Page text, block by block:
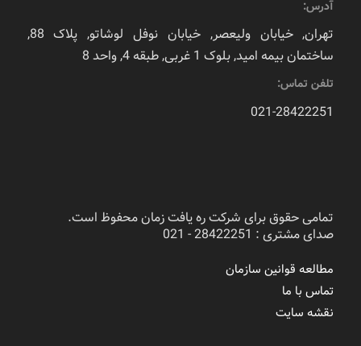
آدرس:
تهران, خیابان ولیعصر, خیابان نوفل لوشاتو, پلاک 88,
ساختمان بیمه امید, بلوک 1 غربی, طبقه 4, واحد 8
تلفن تماس:
021-28422251
تمامی حقوق برای شرکت ره یافت زمان محفوظ است.
صدای مشتری : 28422251 - 021
مطالعه قوانین سازمان
تماس با ما
نقشه سایت